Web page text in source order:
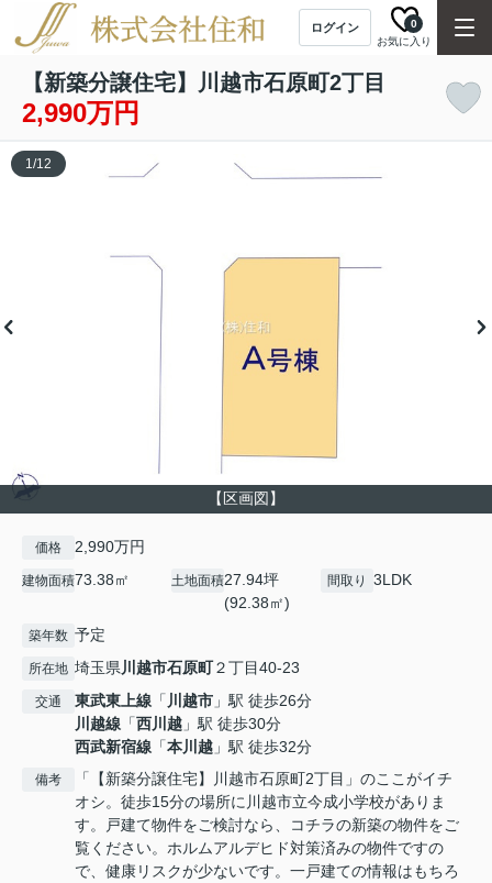
ログイン
お気に入り
0
【新築分譲住宅】川越市石原町2丁目
2,990万円
【区画図】
1/12
価格 2,990万円
建物面積73.38㎡ 土地面積27.94坪
(92.38㎡)
間取り 3LDK
築年数 予定
所在地 埼玉県川越市石原町２丁目40-23
交通 東武東上線 「 川越市 」駅 徒歩26分
川越線 「西川越 」駅 徒歩30分
西武新宿線 「本川越 」駅 徒歩32分
備考
「【新築分譲住宅】川越市石原町2丁目」のここがイチ
オシ。徒歩15分の場所に川越市立今成小学校がありま
す。戸建て物件をご検討なら、コチラの新築の物件をご
覧ください。ホルムアルデヒド対策済みの物件ですの
で、健康リスクが少ないです。一戸建ての情報はもちろ